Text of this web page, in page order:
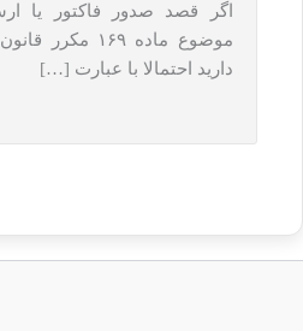
اگر قصد صدور فاکتور یا
دارید احتمالا با عبارت […]